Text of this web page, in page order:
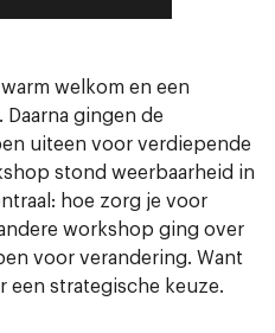
welkom en een
gingen de
uiteen voor verdiepende
stond weerbaarheid in
hoe zorg je voor
workshop ging over
voor verandering. Want
een strategische keuze.